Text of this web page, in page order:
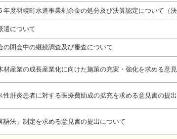
年度羽幌町水道事業剰余金の処分及び決算認定について（
遣について
の閉会中の継続調査及び審査について
材産業の成長産業化に向けた施策の充実・強化を求める意
性肝炎患者に対する医療費助成の拡充を求める意見書の提
語法」制定を求める意見書の提出について